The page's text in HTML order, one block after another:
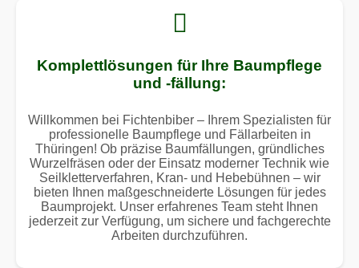
Komplettlösungen für Ihre Baumpflege
und -fällung:
Willkommen bei Fichtenbiber – Ihrem Spezialisten für
professionelle Baumpflege und Fällarbeiten in
Thüringen! Ob präzise Baumfällungen, gründliches
Wurzelfräsen oder der Einsatz moderner Technik wie
Seilkletterverfahren, Kran- und Hebebühnen – wir
bieten Ihnen maßgeschneiderte Lösungen für jedes
Baumprojekt. Unser erfahrenes Team steht Ihnen
jederzeit zur Verfügung, um sichere und fachgerechte
Arbeiten durchzuführen.